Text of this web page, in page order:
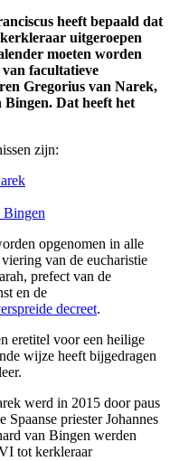
heeft bepaald dat
uitgeroepen
moeten worden
facultatieve
Gregorius van Narek,
Dat heeft het
zijn:
Bingen
opgenomen in alle
van de eucharistie
prefect van de
en de
decreet.
eretitel voor een heilige
wijze heeft bijgedragen
werd in 2015 door paus
priester Johannes
van Bingen werden
tot kerkleraar